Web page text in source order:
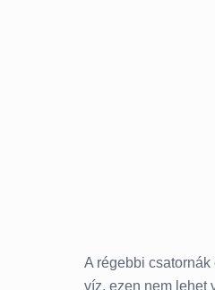
A régebbi
víz, ezen nem lehet